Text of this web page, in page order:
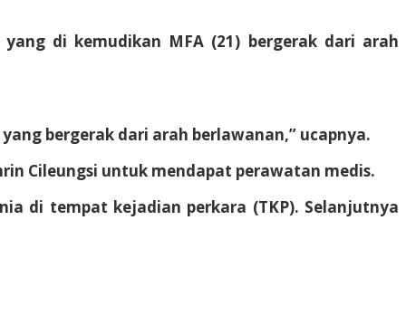
di kemudikan MFA (21) bergerak dari arah
bergerak dari arah berlawanan,” ucapnya.
Cileungsi untuk mendapat perawatan medis.
di tempat kejadian perkara (TKP). Selanjutnya